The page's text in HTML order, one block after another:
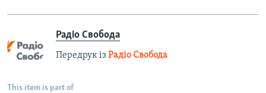
Радіо Свобода
Передрук із Радіо Свобода
This item is part of